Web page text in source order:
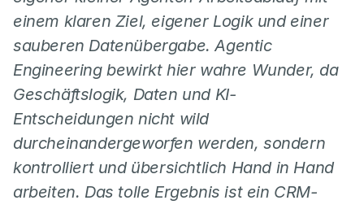
einem klaren Ziel, eigener Logik und einer
sauberen Datenübergabe. Agentic
Engineering bewirkt hier wahre Wunder, da
Geschäftslogik, Daten und KI-
Entscheidungen nicht wild
durcheinandergeworfen werden, sondern
kontrolliert und übersichtlich Hand in Hand
arbeiten. Das tolle Ergebnis ist ein CRM-